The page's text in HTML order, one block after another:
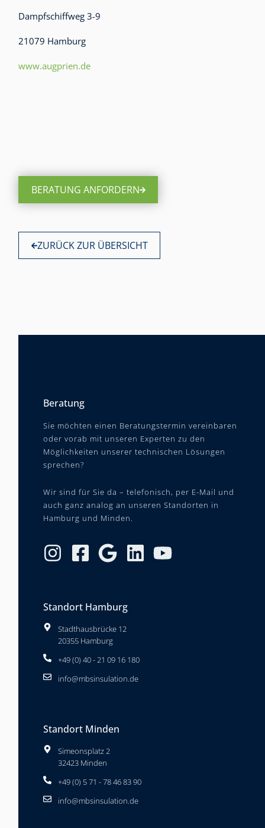
Dampfschiffweg 3-9
21079 Hamburg
www.augprien.de
BERATUNG ANFORDERN
ZURÜCK ZUR ÜBERSICHT
Beratung
Sie möchten einen Beratungstermin vereinbaren
oder vorab mit unseren Experten zu den
Möglichkeiten unserer technischen Lösungen
sprechen?
Wir sind für Sie da – telefonisch, per E-Mail und
auch ganz analog an unseren Standorten in
Hamburg und Minden.
Standort Hamburg
Stadthausbrücke 12
20355 Hamburg
+49 (0) 40 - 21 09 16 180
info@mbsinsulation.de
Standort Minden
Simeonsplatz 2
32423 Minden
+49 (0) 5 71 - 78 46 83 90
info@mbsinsulation.de